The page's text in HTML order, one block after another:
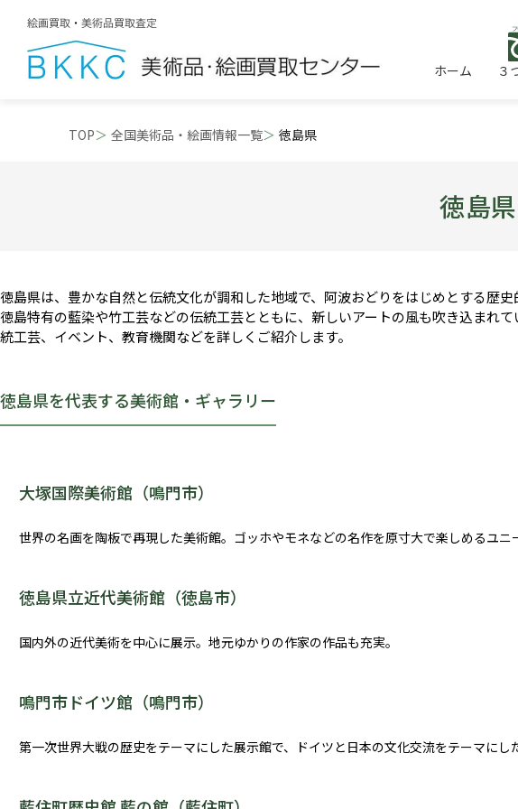
ホーム
３
TOP 全国美術品・絵画情報一覧 徳島県
徳島
徳島県は、豊かな自然と伝統文化が調和した地域で、阿波おどりをはじめとする歴
徳島特有の藍染や竹工芸などの伝統工芸とともに、新しいアートの風も吹き込まれ
統工芸、イベント、教育機関などを詳しくご紹介します。
徳島県を代表する美術館・ギャラリー
大塚国際美術館（鳴門市）
世界の名画を陶板で再現した美術館。ゴッホやモネなどの名作を原寸大で楽しめるユニ
徳島県立近代美術館（徳島市）
国内外の近代美術を中心に展示。地元ゆかりの作家の作品も充実。
鳴門市ドイツ館（鳴門市）
第一次世界大戦の歴史をテーマにした展示館で、ドイツと日本の文化交流をテーマにし